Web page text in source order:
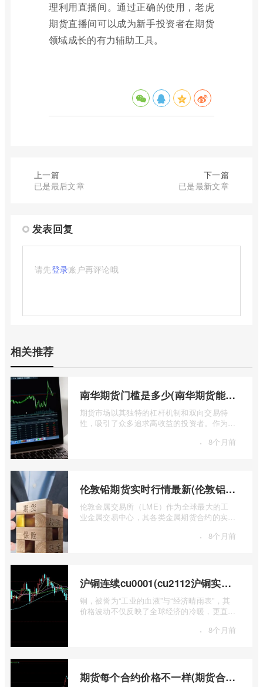
理利用直播间。通过正确的使用，老虎
期货直播间可以成为新手投资者在期货
领域成长的有力辅助工具。
上一篇
已是最后文章
下一篇
已是最新文章
发表回复
请先登录账户再评论哦
相关推荐
南华期货门槛是多少(南华期货能做国际期货吗)
期货市场以其独特的杠杆机制和双向交易特
性，吸引了众多追求高收益的投资者。作为中
· 8个月前
伦敦铅期货实时行情最新(伦敦铝锡期货实时行情)
伦敦金属交易所（LME）作为全球最大的工
业金属交易中心，其各类金属期货合约的实时
· 8个月前
沪铜连续cu0001(cu2112沪铜实时行情)
铜，被誉为“工业的血液”与“经济晴雨表”，其
价格波动不仅反映了全球经济的冷暖，更直接
· 8个月前
期货每个合约价格不一样(期货合约之间的价格差)